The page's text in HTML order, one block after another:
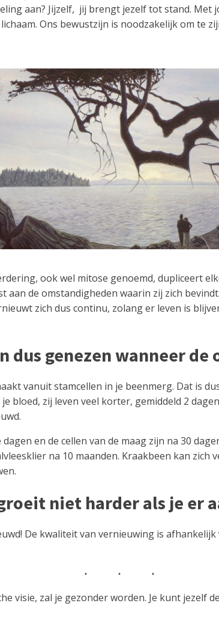
aan? Jijzelf, jij brengt jezelf tot stand. Met
Ons bewustzijn is noodzakelijk om te
ook wel mitose genoemd, dupliceert
aan de omstandigheden waarin zij zich
zich dus continu, zolang er leven is
dus genezen wanneer
vanuit stamcellen in je beenmerg. Dat is
bloed, zij leven veel korter, gemiddeld 2
en de cellen van de maag zijn na 30
na 10 maanden. Kraakbeen kan
niet harder als je er
De kwaliteit van vernieuwing is
visie, zal je gezonder worden. Je kunt jezelf